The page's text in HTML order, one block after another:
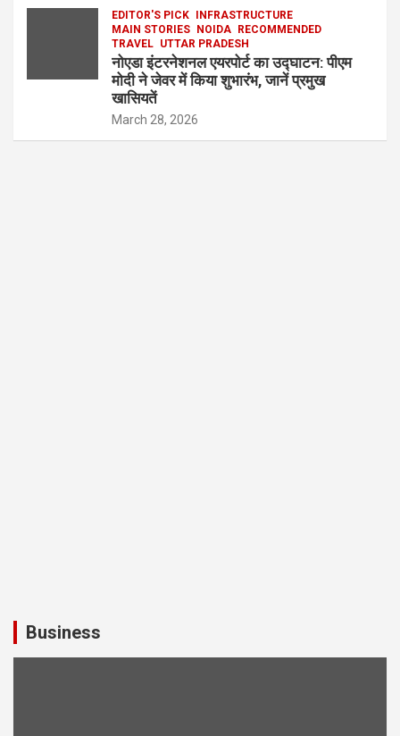
EDITOR'S PICK
INFRASTRUCTURE
MAIN STORIES
NOIDA
RECOMMENDED
TRAVEL UTTAR PRADESH
नोएडा इंटरनेशनल एयरपोर्ट का उद्घाटन: पीएम
मोदी ने जेवर में किया शुभारंभ, जानें प्रमुख
खासियतें
March 28, 2026
Business